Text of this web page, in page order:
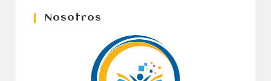
Nosotros